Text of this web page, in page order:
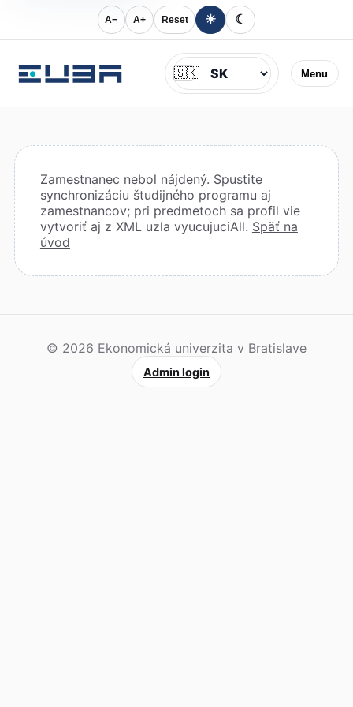
A− A+ Reset ☀ ☾
Menu
Jazyk
🇸🇰
Zamestnanec nebol nájdený. Spustite
synchronizáciu študijného programu aj
zamestnancov; pri predmetoch sa profil vie
vytvoriť aj z XML uzla vyucujuciAll. Späť na
úvod
© 2026 Ekonomická univerzita v Bratislave
Admin login